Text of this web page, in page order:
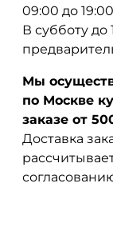
09:00 до
В субботу до
Мы
по Москве
заказе от
Доставка